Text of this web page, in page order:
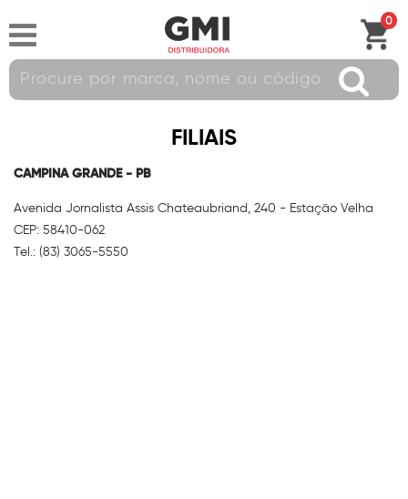
0
FILIAIS
CAMPINA GRANDE - PB
Avenida Jornalista Assis Chateaubriand, 240 - Estação Velha
CEP: 58410-062
Tel.: (83) 3065-5550